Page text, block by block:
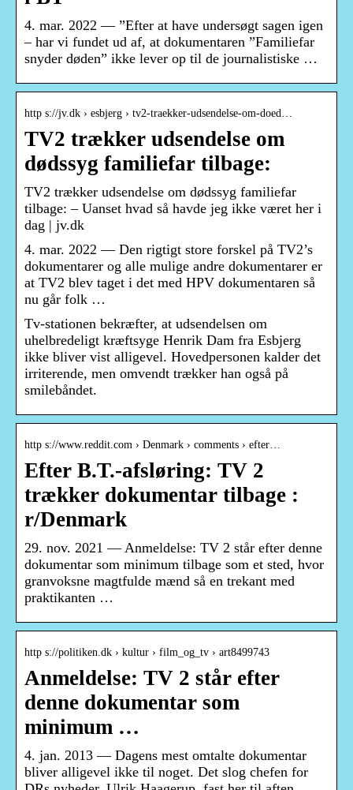
4. mar. 2022 — ”Efter at have undersøgt sagen igen
– har vi fundet ud af, at dokumentaren ”Familiefar
snyder døden” ikke lever op til de journalistiske …
http s://jv.dk › esbjerg › tv2-traekker-udsendelse-om-doed…
TV2 trækker udsendelse om
dødssyg familiefar tilbage:
TV2 trækker udsendelse om dødssyg familiefar
tilbage: – Uanset hvad så havde jeg ikke været her i
dag | jv.dk
4. mar. 2022 — Den rigtigt store forskel på TV2’s
dokumentarer og alle mulige andre dokumentarer er
at TV2 blev taget i det med HPV dokumentaren så
nu går folk …
Tv-stationen bekræfter, at udsendelsen om
uhelbredeligt kræftsyge Henrik Dam fra Esbjerg
ikke bliver vist alligevel. Hovedpersonen kalder det
irriterende, men omvendt trækker han også på
smilebåndet.
http s://www.reddit.com › Denmark › comments › efter…
Efter B.T.-afsløring: TV 2
trækker dokumentar tilbage :
r/Denmark
29. nov. 2021 — Anmeldelse: TV 2 står efter denne
dokumentar som minimum tilbage som et sted, hvor
granvoksne magtfulde mænd så en trekant med
praktikanten …
http s://politiken.dk › kultur › film_og_tv › art8499743
Anmeldelse: TV 2 står efter
denne dokumentar som
minimum …
4. jan. 2013 — Dagens mest omtalte dokumentar
bliver alligevel ikke til noget. Det slog chefen for